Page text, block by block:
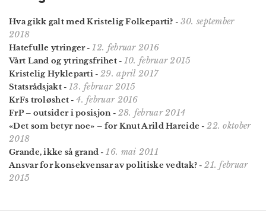
Hva gikk galt med Kristelig Folkeparti? - 30. september
2018
Hatefulle ytringer-12. februar 2016
Vårt Land og ytringsfrihet- 10. februar 2015
Kristelig Hykleparti - 29. april 2017
Statsrådsjakt- 13. februar 2015
KrFs troløshet -4. februar 2016
FrP – outsider i posisjon- 28. februar 2014
«Det som betyr noe» – for Knut Arild Hareide -22. oktober
2018
Grande, ikke så grand -16. mai 2011
Ansvar for konsekvensar av politiske vedtak? -21. februar
2015